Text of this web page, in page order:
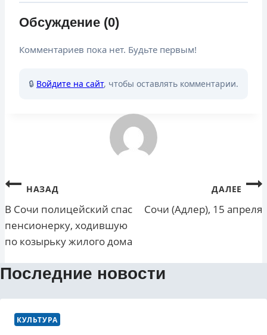
Обсуждение (0)
Комментариев пока нет. Будьте первым!
🔒 Войдите на сайт, чтобы оставлять комментарии.
Навигация
по
записям
НАЗАД
В Сочи полицейский спас
пенсионерку, ходившую
по козырьку жилого дома
ДАЛЕЕ
Сочи (Адлер), 15 апреля
Последние новости
КУЛЬТУРА